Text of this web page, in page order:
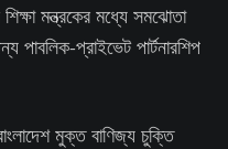
শিক্ষা মন্ত্রকের মধ্যে সমঝোতা
প্রাইভেট পার্টনারশিপ
মুক্ত বাণিজ্য চুক্তি